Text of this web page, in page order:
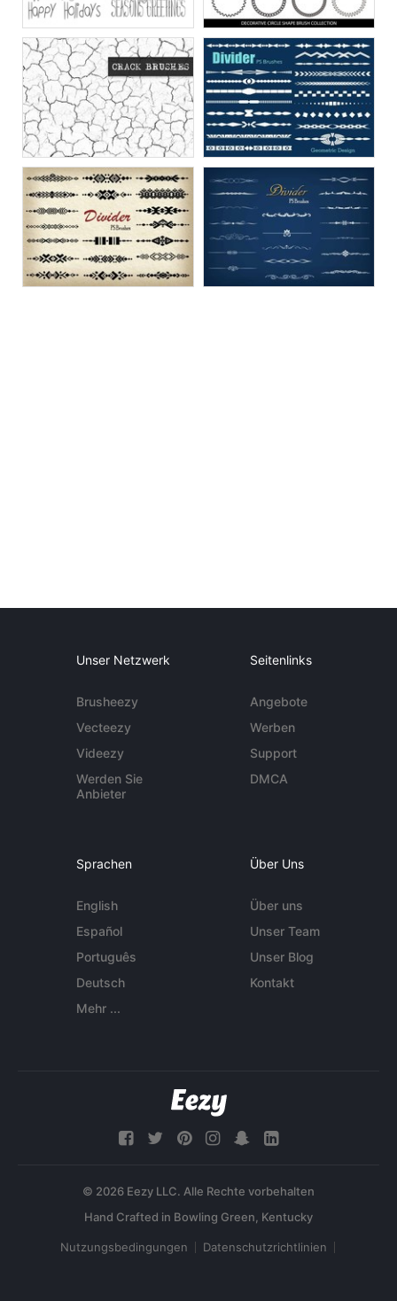
Unser Netzwerk
Brusheezy
Vecteezy
Videezy
Werden Sie
Anbieter
Seitenlinks
Angebote
Werben
Support
DMCA
Sprachen
English
Español
Português
Deutsch
Mehr ...
Über Uns
Über uns
Unser Team
Unser Blog
Kontakt
© 2026 Eezy LLC. Alle Rechte vorbehalten
Nutzungsbedingungen Datenschutzrichtlinien